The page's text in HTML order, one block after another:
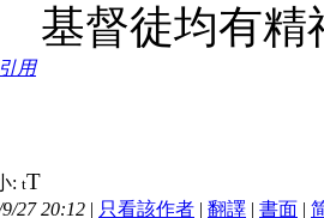
督徒均有精
引用
: tT
27 20:12 | 只看該作者 | 翻譯 | 書面 |